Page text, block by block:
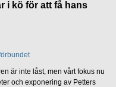
i kö för att få hans
är inte låst, men vårt fokus nu
och exponering av Petters